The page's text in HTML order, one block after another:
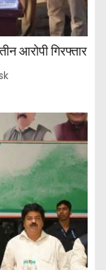
आरोपी गिरफ्तार